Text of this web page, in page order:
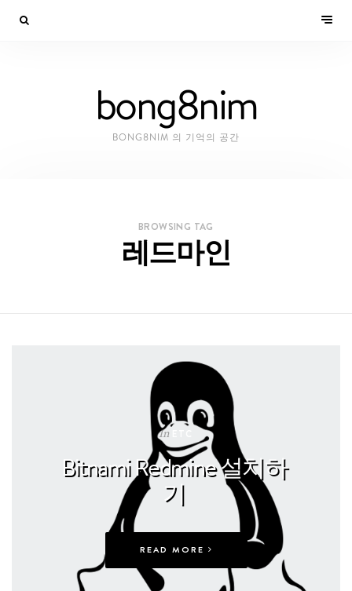
bong8nim
BONG8NIM 의 기억의 공간
BROWSING TAG
레드마인
In
Bitnami Redmine 설치하
기
READ MORE